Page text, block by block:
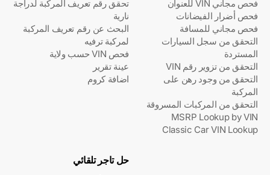
تحقق رقم تعريف المركبة لدراجة
نارية
البحث عن رقم تعريف المركبة
لمركبة ترفيه
فحص VIN حسب ولاية
عينة تقرير
اضافة كروم
فحص مجاني VIN للعنوان
فحص أضرار الفيضانات
فحص مجاني للمسافة
التحقق من سجل السيارات
المستردة
التحقق من تزوير رقم VIN
التحقق من وجود رهن على
المركبة
التحقق من المركبات المسروقة
MSRP Lookup by VIN
Classic Car VIN Lookup
حل تاجر تلقائي